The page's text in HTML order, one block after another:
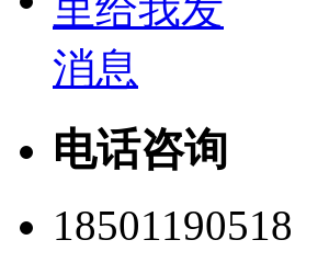
电话咨询
18501190518